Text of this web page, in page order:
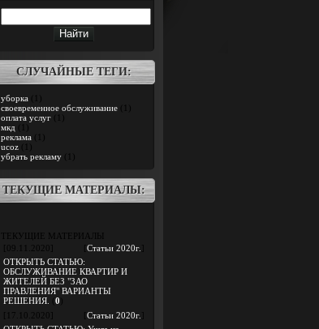
СЛУЧАЙНЫЕ ТЕГИ:
уборка (1)
своевременное обслуживание (1)
оплата услуг (1)
мкд (1)
реклама (1)
ucoz (1)
убрать рекламу (1)
ТЕКУЩИЕ МАТЕРИАЛЫ:
ТЕКУЩИЕ МАТЕРИАЛЫ
[09.11.2020]
[Статьи 2020г.
ОТКРЫТЬ СТАТЬЮ:
ОБСЛУЖИВАНИЕ КВАРТИР И
ЖИТЕЛЕЙ БЕЗ "ЗАО
ПРАВЛЕНИЯ" ВАРИАНТЫ
РЕШЕНИЯ.
0 )
[17.10.2020]
[Статьи 2020г.